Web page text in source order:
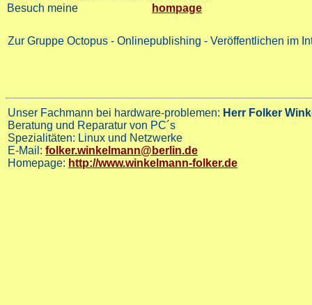
Besuch meine
hompage
Zur Gruppe Octopus - Onlinepublishing - Veröffentlichen im
Unser Fachmann bei hardware-problemen: Herr Folker
Beratung und Reparatur von PC´s
Spezialitäten: Linux und Netzwerke
E-Mail: folker.winkelmann@berlin.de
Homepage: http://www.winkelmann-folker.de